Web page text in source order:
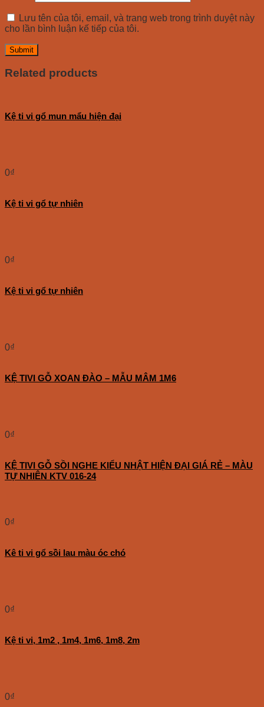
Lưu tên của tôi, email, và trang web trong trình duyệt này
cho lần bình luận kế tiếp của tôi.
Related products
Kệ ti vi gổ mun mẩu hiện đại
0₫
Kệ ti vi gổ tự nhiên
0₫
Kệ ti vi gổ tự nhiên
0₫
KỆ TIVI GỖ XOAN ĐÀO – MẪU MÂM 1M6
0₫
KỆ TIVI GỖ SỒI NGHE KIỂU NHẬT HIỆN ĐẠI GIÁ RẺ – MÀU
TỰ NHIÊN KTV 016-24
0₫
Kê ti vi gổ sồi lau màu óc chó
0₫
Kệ ti vi, 1m2 , 1m4, 1m6, 1m8, 2m
0₫